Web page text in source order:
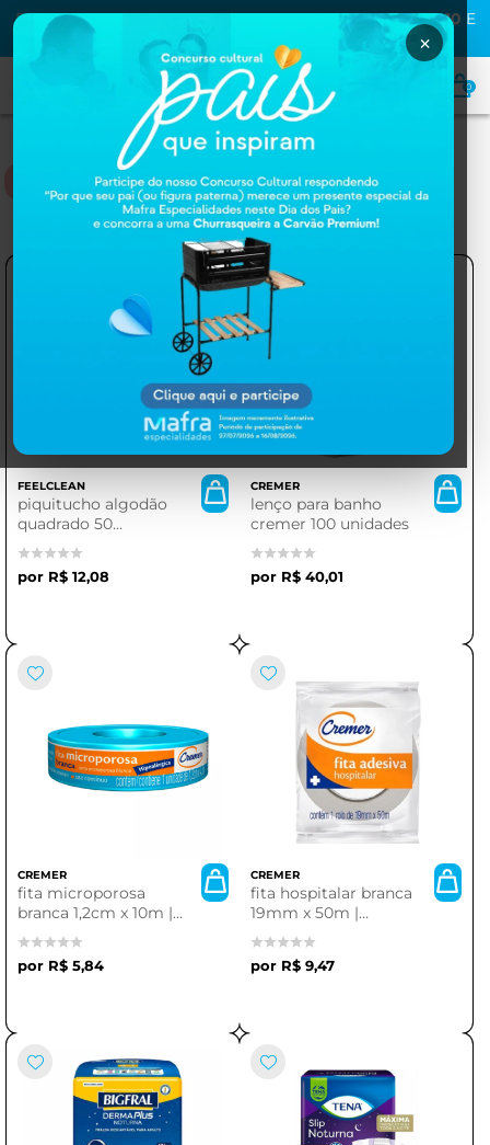
PRIMEIRA COMPRA NA MAFRA? USE O CUPOMMAFRA10 E
GANHE
0
PROD. PARA SAÚDE
FEELCLEAN
piquitucho algodão
quadrado 50
unidades | ideal para
cuidados com a pele
R$ 12,08
CREMER
lenço para banho
cremer 100 unidades
R$ 40,01
CREMER
fita microporosa
branca 1,2cm x 10m |
adesivo de alta
qualidade
R$ 5,84
CREMER
fita hospitalar branca
19mm x 50m |
cremer
R$ 9,47
×